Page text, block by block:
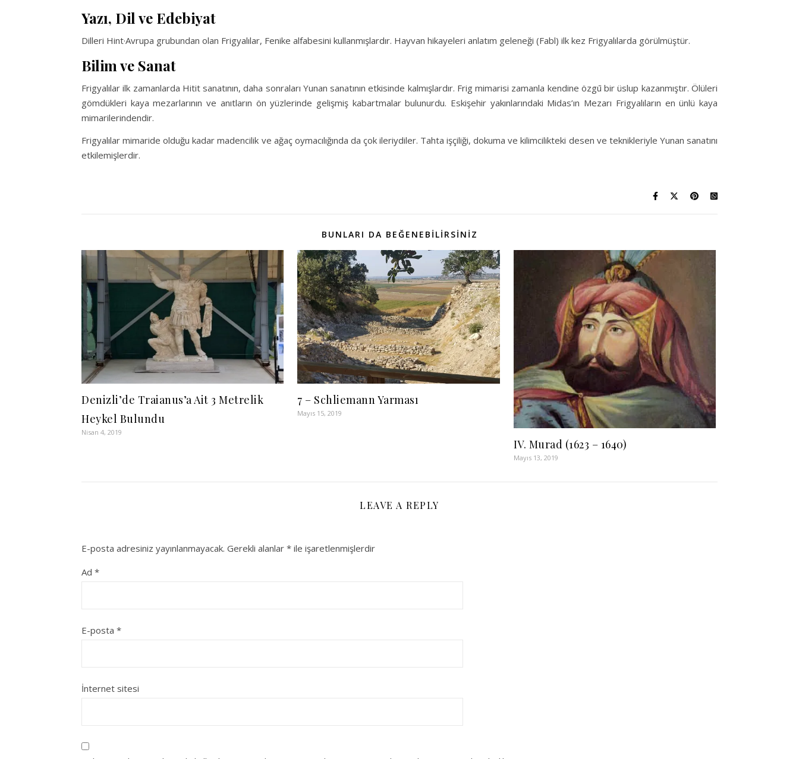
Yazı, Dil ve Edebiyat
Dilleri Hint·Avrupa grubundan olan Frigyalılar, Fenike alfabesini kullanmışlardır. Hayvan hikayeleri anlatım geleneği (Fabl) ilk kez Frigyalılarda görülmüştür.
Bilim ve Sanat
Frigyalılar ilk zamanlarda Hitit sanatının, daha sonraları Yunan sanatının etkisinde kalmışlardır. Frig mimarisi zamanla kendine özgū bir üslup kazanmıştır. Ölüleri
gömdükleri kaya mezarlarının ve anıtların ön yüzlerinde gelişmiş kabartmalar bulunurdu. Eskişehir yakınlarındaki Midas’ın Mezarı Frigyalıların en ünlü kaya
mimarilerindendir.
Frigyalılar mimaride olduğu kadar madencilik ve ağaç oymacılığında da çok ileriydiler. Tahta işçiliği, dokuma ve kilimcilikteki desen ve teknikleriyle Yunan sanatını
etkilemişlerdir.
BUNLARI DA BEĞENEBİLİRSİNİZ
Denizli’de Traianus’a Ait 3 Metrelik
Heykel Bulundu
Nisan 4, 2019
7 – Schliemann Yarması
Mayıs 15, 2019
IV. Murad (1623 – 1640)
Mayıs 13, 2019
LEAVE A REPLY
E-posta adresiniz yayınlanmayacak. Gerekli alanlar * ile işaretlenmişlerdir
Ad *
E-posta *
İnternet sitesi